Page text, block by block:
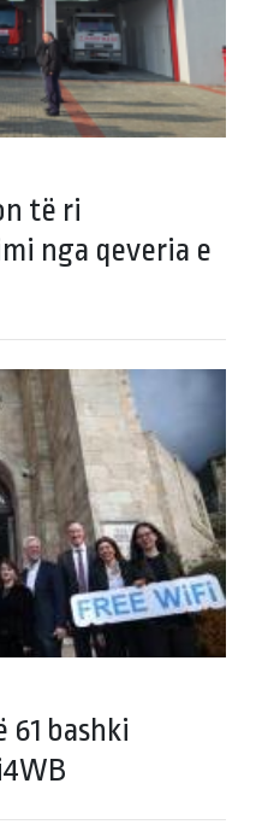
të ri
nga qeveria e
bashki